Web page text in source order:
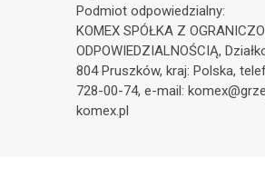
Podmiot odpowiedzialny:
KOMEX SPÓŁKA Z
ODPOWIEDZIALNOŚCIĄ,
804 Pruszków, kraj: Polska,
728-00-74, e-mail:
komex.pl